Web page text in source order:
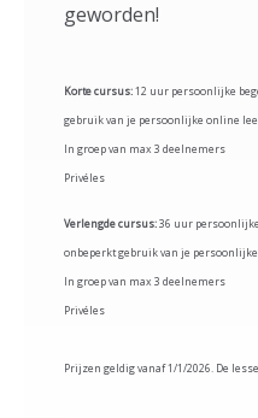
geworden!
Korte cursus:12 uur persoonlijke
gebruik van je persoonlijke online
In groep van max 3 deelnemers
Privéles
Verlengde cursus:36 uur
onbeperkt gebruik van je
In groep van max 3 deelnemers
Privéles
Prijzen geldig vanaf 1/1/2026. De